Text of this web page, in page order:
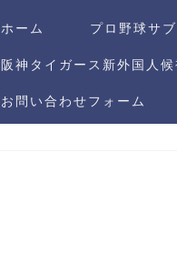
ホーム プロ野球サ
阪神タイガース新外国人
お問い合わせフォーム